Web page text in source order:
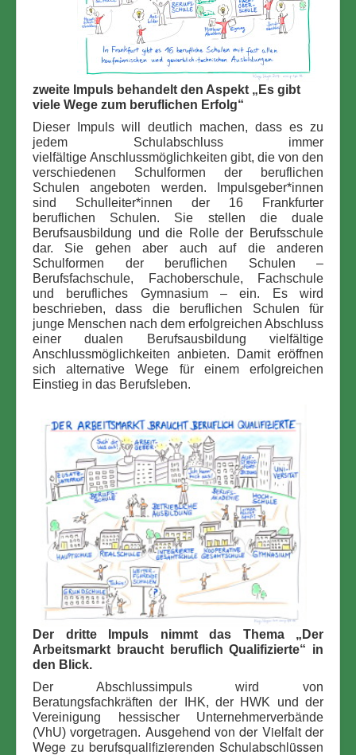
zweite Impuls behandelt den Aspekt „Es gibt
viele Wege zum beruflichen Erfolg“
Dieser Impuls will deutlich machen, dass es zu
jedem Schulabschluss immer
vielfältige Anschlussmöglichkeiten gibt, die von den
verschiedenen Schulformen der beruflichen
Schulen angeboten werden.
Impulsgeber*innen
sind Schulleiter*innen der 16 Frankfurter
beruflichen Schulen. Sie stellen die duale
Berufsausbildung unddie Rolle der Berufsschule
dar. Sie gehen aber auch auf die anderen
Schulformen der beruflichen Schulen –
Berufsfachschule, Fachoberschule, Fachschule
und berufliches Gymnasium – ein. Es wird
beschrieben, dass die beruflichen Schulen für
junge Menschen nach dem erfolgreichen Abschluss
einer dualen Berufsausbildung vielfältige
Anschlussmöglichkeiten anbieten.
Damit eröffnen
sich alternative Wege für einem erfolgreichen
Einstieg in das Berufsleben.
Der dritte Impuls nimmt das Thema „Der
Arbeitsmarkt braucht beruflich Qualifizierte“ in
den Blick.
Der Abschlussimpuls wird von
Beratungsfachkräften der IHK, der HWK und der
Vereinigung hessischer Unternehmerverbände
(VhU) vorgetragen. Ausgehend von der Vielfalt der
Wege zu berufsqualifizierenden Schulabschlüssen